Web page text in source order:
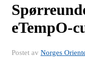
eTempO-
Postet av Norges